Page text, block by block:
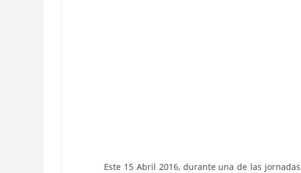
Este 15 Abril 2016, durante una de las